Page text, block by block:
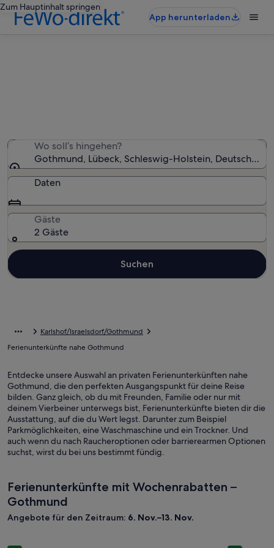
Zum Hauptinhalt springen
App herunterladen
Wo soll’s hingehen?
Gothmund, Lübeck, Schleswig-Holstein, Deutschland
Daten
Gäste
2 Gäste
Suchen
Karlshof/Israelsdorf/Gothmund
Ferienunterkünfte nahe Gothmund
Entdecke unsere Auswahl an privaten Ferienunterkünften nahe
Gothmund, die den perfekten Ausgangspunkt für deine Reise
bilden. Ganz gleich, ob du mit Freunden, Familie oder nur mit
deinem Vierbeiner unterwegs bist, Ferienunterkünfte bieten dir die
Ausstattung, auf die du Wert legst. Darunter zum Beispiel
Parkmöglichkeiten, eine Waschmaschine und ein Trockner. Und
auch wenn du nach Raucheroptionen oder barrierearmen Optionen
suchst, wirst du bei uns bestimmt fündig.
Ferienunterkünfte mit Wochenrabatten –
Gothmund
Angebote für den Zeitraum: 6. Nov.–13. Nov.
Bildergalerie
Kleines Ferienhäuschen mit eigener Sauna und Gartenkamin